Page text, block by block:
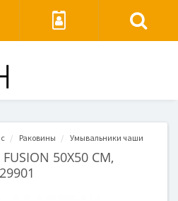
Раковины Умывальники чаши
50X50 СМ,